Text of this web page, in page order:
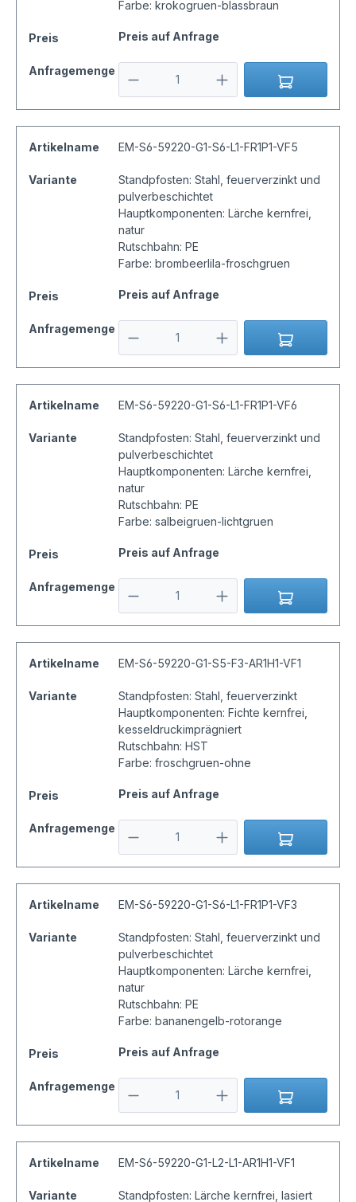
Farbe: krokogruen-blassbraun
Preis Preis auf Anfrage
Anfragemenge
Artikelname EM-S6-59220-G1-S6-L1-FR1P1-VF5
Variante
Standpfosten: Stahl, feuerverzinkt und
pulverbeschichtet
Hauptkomponenten: Lärche kernfrei,
natur
Rutschbahn: PE
Farbe: brombeerlila-froschgruen
Preis Preis auf Anfrage
Anfragemenge
Artikelname EM-S6-59220-G1-S6-L1-FR1P1-VF6
Variante
Standpfosten: Stahl, feuerverzinkt und
pulverbeschichtet
Hauptkomponenten: Lärche kernfrei,
natur
Rutschbahn: PE
Farbe: salbeigruen-lichtgruen
Preis Preis auf Anfrage
Anfragemenge
Artikelname EM-S6-59220-G1-S5-F3-AR1H1-VF1
Variante
Standpfosten: Stahl, feuerverzinkt
Hauptkomponenten: Fichte kernfrei,
kesseldruckimprägniert
Rutschbahn: HST
Farbe: froschgruen-ohne
Preis Preis auf Anfrage
Anfragemenge
Artikelname EM-S6-59220-G1-S6-L1-FR1P1-VF3
Variante
Standpfosten: Stahl, feuerverzinkt und
pulverbeschichtet
Hauptkomponenten: Lärche kernfrei,
natur
Rutschbahn: PE
Farbe: bananengelb-rotorange
Preis Preis auf Anfrage
Anfragemenge
Artikelname EM-S6-59220-G1-L2-L1-AR1H1-VF1
Variante
Standpfosten: Lärche kernfrei, lasiert